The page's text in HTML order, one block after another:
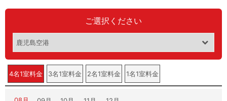
ご選択ください
4名1室料金 3名1室料金 2名1室料金 1名1室料金